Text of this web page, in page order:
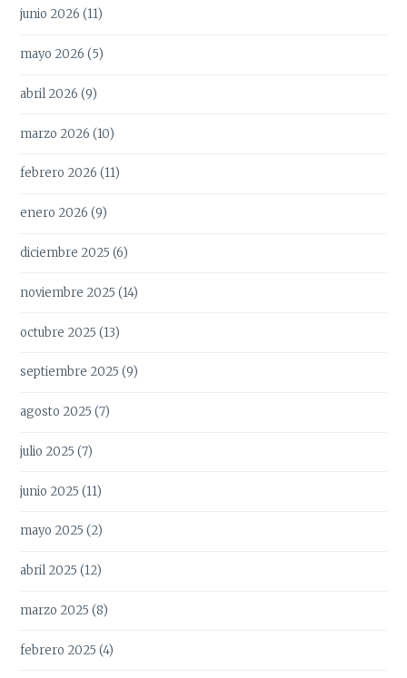
junio 2026 (11)
mayo 2026 (5)
abril 2026 (9)
marzo 2026 (10)
febrero 2026 (11)
enero 2026 (9)
diciembre 2025 (6)
noviembre 2025 (14)
octubre 2025 (13)
septiembre 2025 (9)
agosto 2025 (7)
julio 2025 (7)
junio 2025 (11)
mayo 2025 (2)
abril 2025 (12)
marzo 2025 (8)
febrero 2025 (4)